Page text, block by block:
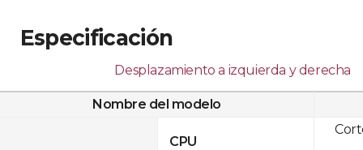
Especificación
Desplazamiento a izquierda y derecha
Nombre del modelo
CPU